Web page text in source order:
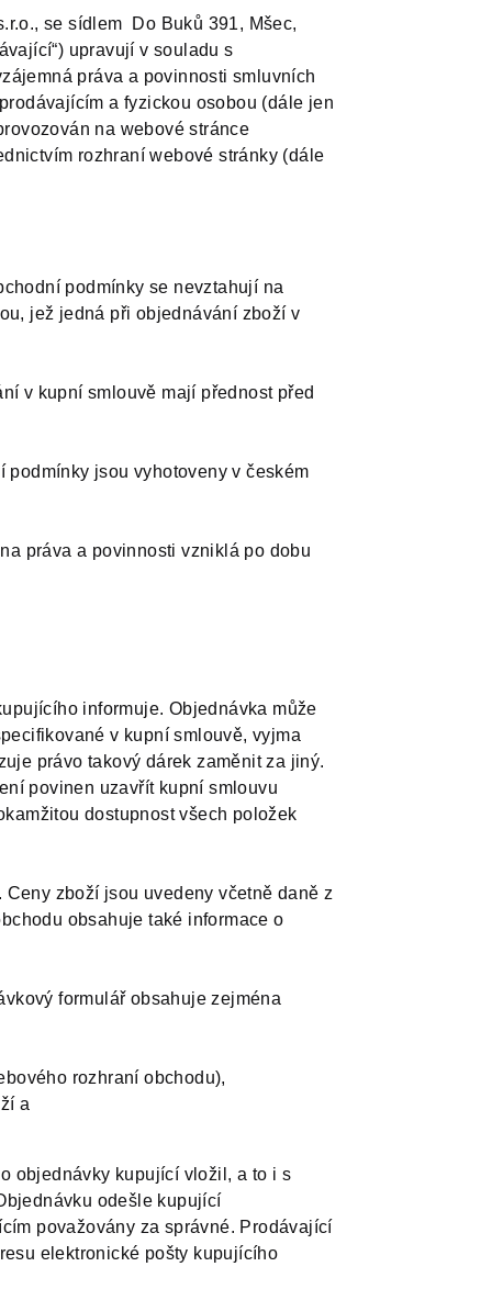
se sídlem Do Buků 391, Mšec,
upravují v souladu s
práva a povinnosti smluvních
a fyzickou osobou (dále jen
na webové stránce
rozhraní webové stránky (dále
podmínky se nevztahují na
jež jedná při objednávání zboží v
v kupní smlouvě mají přednost před
jsou vyhotoveny v českém
práva a povinnosti vzniklá po dobu
informuje. Objednávka může
v kupní smlouvě, vyjma
právo takový dárek zaměnit za jiný.
povinen uzavřít kupní smlouvu
dostupnost všech položek
zboží jsou uvedeny včetně daně z
obsahuje také informace o
formulář obsahuje zejména
rozhraní obchodu),
a
objednávky kupující vložil, a to i s
odešle kupující
považovány za správné. Prodávající
elektronické pošty kupujícího